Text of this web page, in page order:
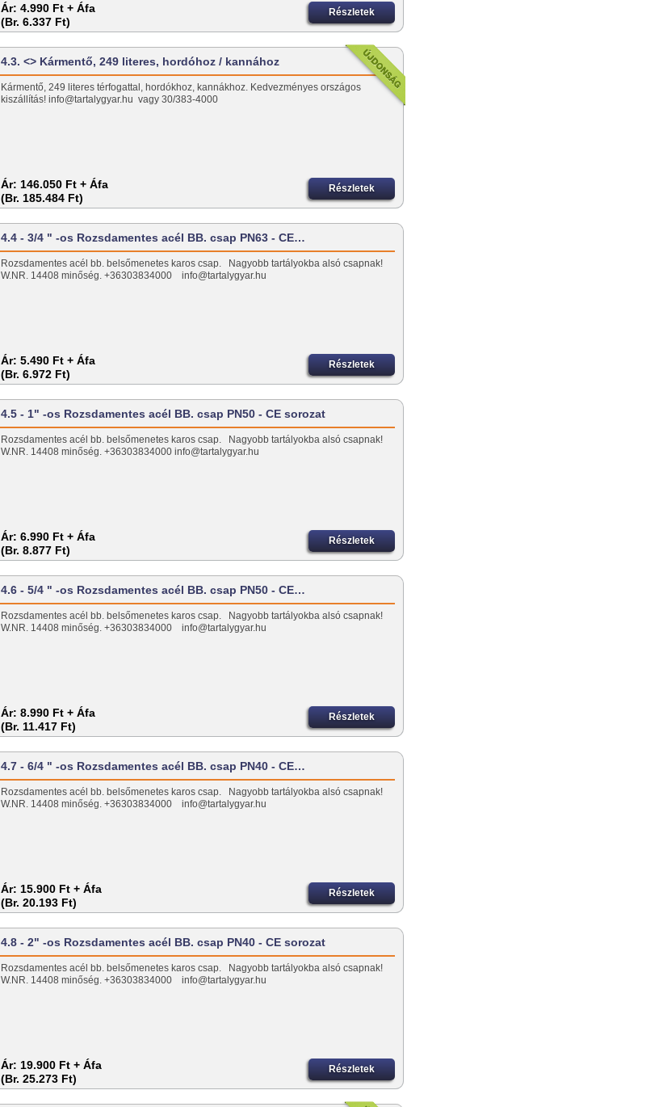
Ár: 4.990 Ft + Áfa
(Br. 6.337 Ft)
Részletek
4.3. <> Kármentő, 249 literes, hordóhoz / kannához
Kármentő, 249 literes térfogattal, hordókhoz, kannákhoz. Kedvezményes országos
kiszállítás! info@tartalygyar.hu vagy 30/383-4000
Ár: 146.050 Ft + Áfa
(Br. 185.484 Ft)
Részletek
4.4 - 3/4 " -os Rozsdamentes acél BB. csap PN63 - CE…
Rozsdamentes acél bb. belsőmenetes karos csap. Nagyobb tartályokba alsó csapnak!
W.NR. 14408 minőség. +36303834000 info@tartalygyar.hu
Ár: 5.490 Ft + Áfa
(Br. 6.972 Ft)
Részletek
4.5 - 1" -os Rozsdamentes acél BB. csap PN50 - CE sorozat
Rozsdamentes acél bb. belsőmenetes karos csap. Nagyobb tartályokba alsó csapnak!
W.NR. 14408 minőség. +36303834000 info@tartalygyar.hu
Ár: 6.990 Ft + Áfa
(Br. 8.877 Ft)
Részletek
4.6 - 5/4 " -os Rozsdamentes acél BB. csap PN50 - CE…
Rozsdamentes acél bb. belsőmenetes karos csap. Nagyobb tartályokba alsó csapnak!
W.NR. 14408 minőség. +36303834000 info@tartalygyar.hu
Ár: 8.990 Ft + Áfa
(Br. 11.417 Ft)
Részletek
4.7 - 6/4 " -os Rozsdamentes acél BB. csap PN40 - CE…
Rozsdamentes acél bb. belsőmenetes karos csap. Nagyobb tartályokba alsó csapnak!
W.NR. 14408 minőség. +36303834000 info@tartalygyar.hu
Ár: 15.900 Ft + Áfa
(Br. 20.193 Ft)
Részletek
4.8 - 2" -os Rozsdamentes acél BB. csap PN40 - CE sorozat
Rozsdamentes acél bb. belsőmenetes karos csap. Nagyobb tartályokba alsó csapnak!
W.NR. 14408 minőség. +36303834000 info@tartalygyar.hu
Ár: 19.900 Ft + Áfa
(Br. 25.273 Ft)
Részletek